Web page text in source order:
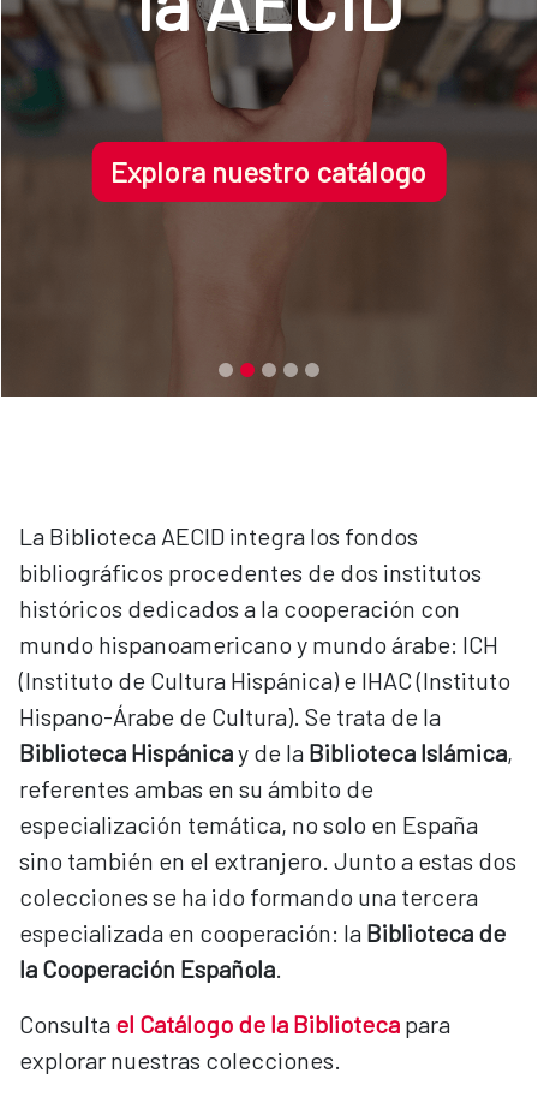
Explora nuestro catálogo
La Biblioteca AECID integra los fondos
bibliográficos procedentes de dos institutos
históricos dedicados a la cooperación con
mundo hispanoamericano y mundo árabe: ICH
(Instituto de Cultura Hispánica) e IHAC (Instituto
Hispano-Árabe de Cultura). Se trata de la
Biblioteca Hispánicay de la Biblioteca Islámica,
referentes ambas en su ámbito de
especialización temática, no solo en España
sino también en el extranjero. Junto a estas dos
colecciones se ha ido formando una tercera
especializada en cooperación: la Biblioteca de
la Cooperación Española.
Consulta el Catálogo de la Biblioteca para
explorar nuestras colecciones.